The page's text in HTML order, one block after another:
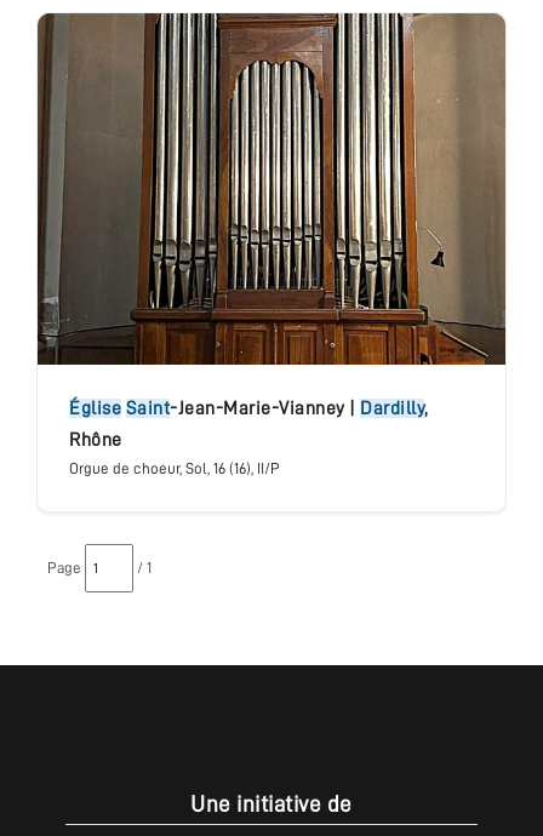
église Saint-Jean-Marie-Vianney| Dardilly,
Rhône
Orgue de choeur, Sol , 16 (16), II/P
Page / 1
Une initiative de